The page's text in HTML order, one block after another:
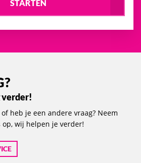
STARTEN
verder!
heb je een andere vraag? Neem
wij helpen je verder!